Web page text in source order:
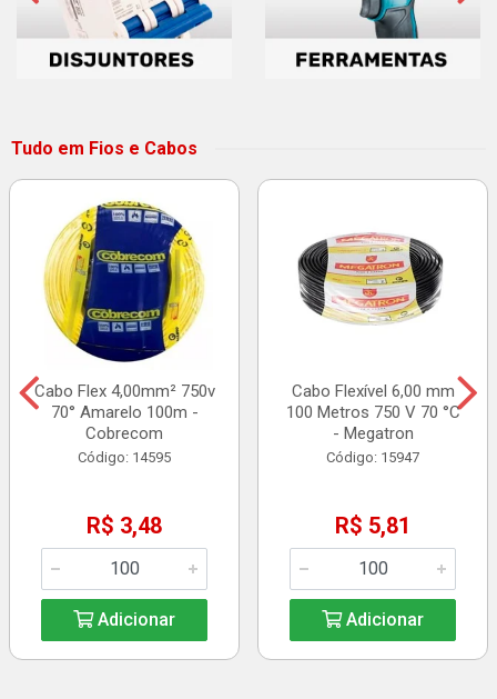
Tudo em Fios e Cabos
Cabo Flex 4,00mm² 750v
70° Amarelo 100m -
Cobrecom
Código: 14595
R$ 3,48
Adicionar
Cabo Flexível 6,00 mm
100 Metros 750 V 70 °C
- Megatron
Código: 15947
R$ 5,81
Adicionar